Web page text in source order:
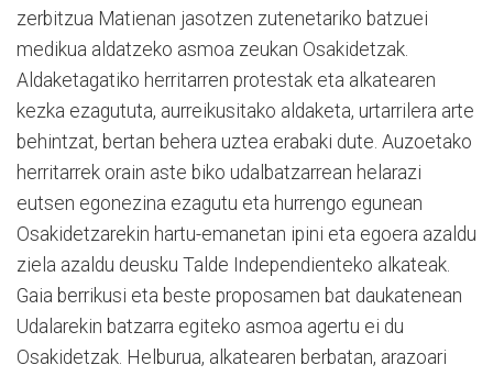
zerbitzua Matienan jasotzen zutenetariko batzuei
medikua aldatzeko asmoa zeukan Osakidetzak.
Aldaketagatiko herritarren protestak eta alkatearen
kezka ezagututa, aurreikusitako aldaketa, urtarrilera arte
behintzat, bertan behera uztea erabaki dute. Auzoetako
herritarrek orain aste biko udalbatzarrean helarazi
eutsen egonezina ezagutu eta hurrengo egunean
Osakidetzarekin hartu-emanetan ipini eta egoera azaldu
ziela azaldu deusku Talde Independienteko alkateak.
Gaia berrikusi eta beste proposamen bat daukatenean
Udalarekin batzarra egiteko asmoa agertu ei du
Osakidetzak. Helburua, alkatearen berbatan, arazoari